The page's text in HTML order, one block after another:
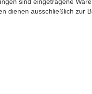
dienen ausschließlich zur